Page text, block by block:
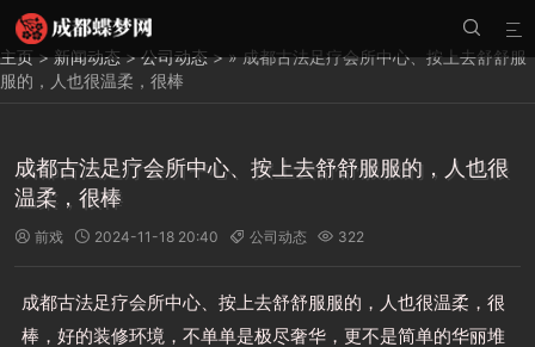


主页>新闻动态>公司动态> » 成都古法足疗会所中心、按上去舒舒服
服的，人也很温柔，很棒
成都古法足疗会所中心、按上去舒舒服服的，人也很
温柔，很棒
 前戏  2024-11-18 20:40  公司动态  322
成都古法足疗会所中心、按上去舒舒服服的，人也很温柔，很
棒，好的装修环境，不单单是极尽奢华，更不是简单的华丽堆